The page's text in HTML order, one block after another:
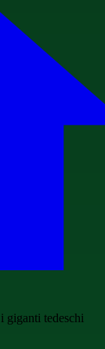
giganti tedeschi